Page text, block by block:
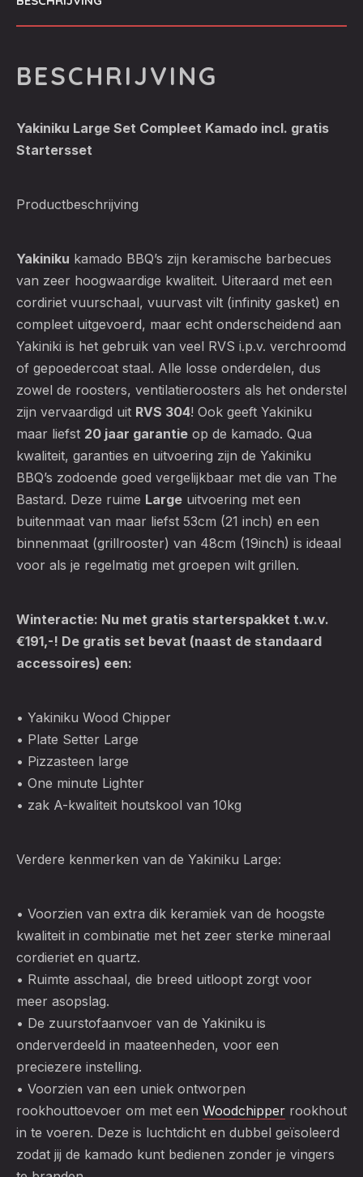
BESCHRIJVING
Yakiniku Large Set Compleet Kamado incl. gratis
Startersset
Productbeschrijving
Yakiniku kamado BBQ’s zijn keramische barbecues
van zeer hoogwaardige kwaliteit. Uiteraard met een
cordiriet vuurschaal, vuurvast vilt (infinity gasket) en
compleet uitgevoerd, maar echt onderscheidend aan
Yakiniki is het gebruik van veel RVS i.p.v. verchroomd
of gepoedercoat staal. Alle losse onderdelen, dus
zowel de roosters, ventilatieroosters als het onderstel
zijn vervaardigd uit RVS 304! Ook geeft Yakiniku
maar liefst 20 jaar garantie op de kamado. Qua
kwaliteit, garanties en uitvoering zijn de Yakiniku
BBQ’s zodoende goed vergelijkbaar met die van The
Bastard. Deze ruime Large uitvoering met een
buitenmaat van maar liefst 53cm (21 inch) en een
binnenmaat (grillrooster) van 48cm (19inch) is ideaal
voor als je regelmatig met groepen wilt grillen.
Winteractie: Nu met gratis starterspakket t.w.v.
€191,-! De gratis set bevat (naast de standaard
accessoires) een:
• Yakiniku Wood Chipper
• Plate Setter Large
• Pizzasteen large
• One minute Lighter
• zak A-kwaliteit houtskool van 10kg
Verdere kenmerken van de Yakiniku Large:
• Voorzien van extra dik keramiek van de hoogste
kwaliteit in combinatie met het zeer sterke mineraal
cordieriet en quartz.
• Ruimte asschaal, die breed uitloopt zorgt voor
meer asopslag.
• De zuurstofaanvoer van de Yakiniku is
onderverdeeld in maateenheden, voor een
preciezere instelling.
• Voorzien van een uniek ontworpen
rookhouttoevoer om met een Woodchipper rookhout
in te voeren. Deze is luchtdicht en dubbel geïsoleerd
zodat jij de kamado kunt bedienen zonder je vingers